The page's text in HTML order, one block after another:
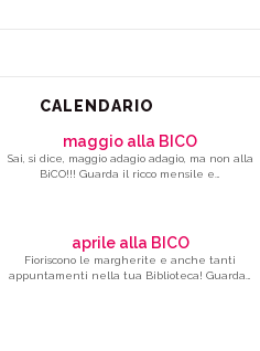
CALENDARIO
maggio alla BICO
Sai, si dice, maggio adagio adagio, ma non alla
BiCO!!! Guarda il ricco mensile e…
aprile alla BICO
Fioriscono le margherite e anche tanti
appuntamenti nella tua Biblioteca! Guarda…